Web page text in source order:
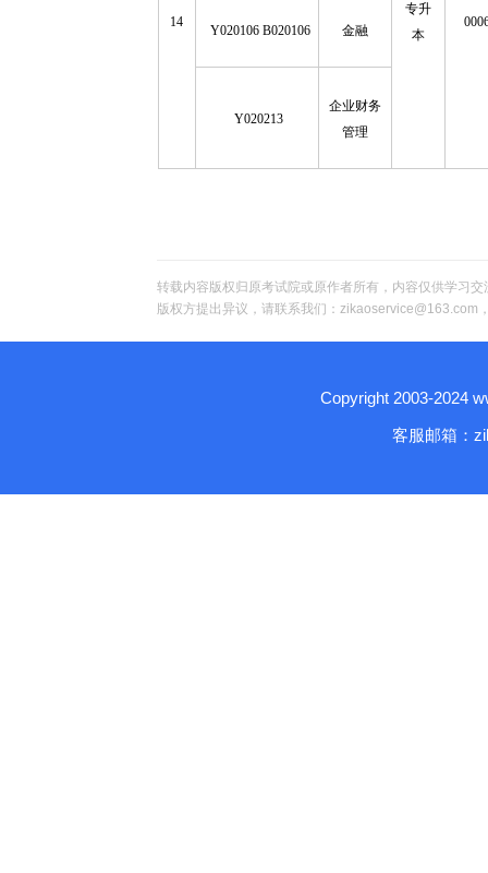
14
专升
本
Y020106 B020106 金融
Y020213
企业财务
管理
转载内容版权归原考试院或原作者所有，内容仅供学习
版权方提出异议，请联系我们：zikaoservice@163.com
Copyright 2003-2024
客服邮箱：